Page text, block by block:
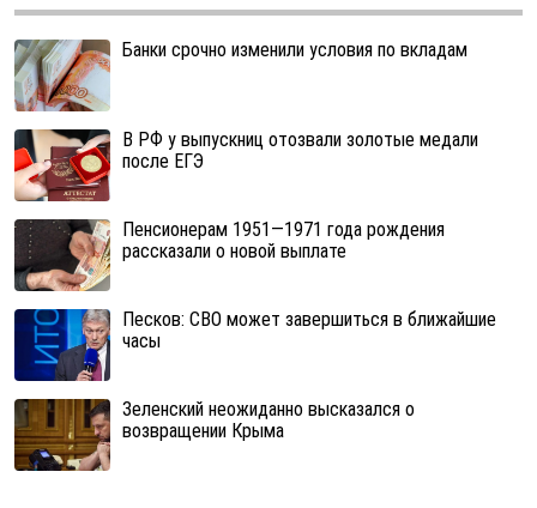
Банки срочно изменили условия по вкладам
В РФ у выпускниц отозвали золотые медали
после ЕГЭ
Пенсионерам 1951—1971 года рождения
рассказали о новой выплате
Песков: СВО может завершиться в ближайшие
часы
Зеленский неожиданно высказался о
возвращении Крыма